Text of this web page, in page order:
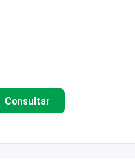
Consultar